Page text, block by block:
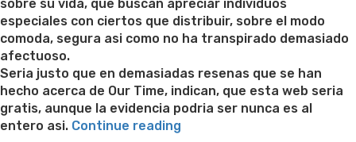
sobre su vida, que buscan apreciar individuos
especiales con ciertos que distribuir, sobre el modo
comoda, segura asi­ como no ha transpirado demasiado
afectuoso.
Seria justo que en demasiadas resenas que se han
hecho acerca de Our Time, indican, que esta web seri­a
gratis, aunque la evidencia podri­a ser nunca es al
entero asi. Continue reading